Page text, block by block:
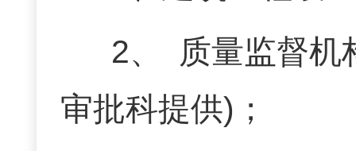
2、
质量监督机
审批科提供) ；